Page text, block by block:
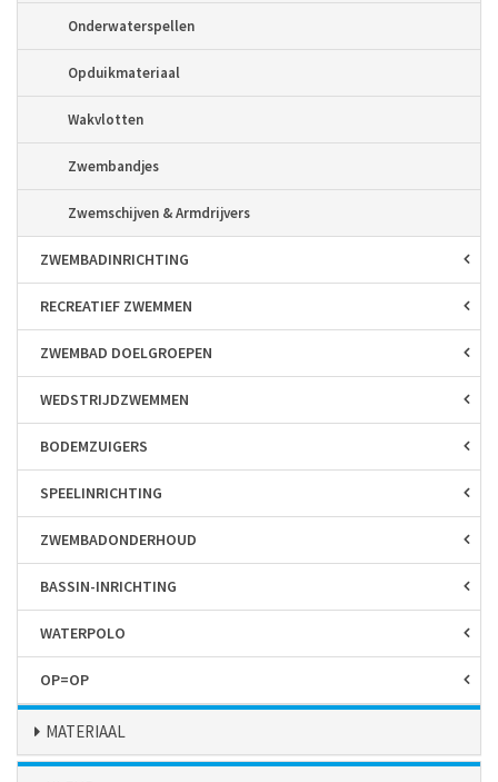
Onderwaterspellen
Opduikmateriaal
Wakvlotten
Zwembandjes
Zwemschijven & Armdrijvers
ZWEMBAD­INRICHTING
RECREATIEF ZWEMMEN
ZWEMBAD DOELGROEPEN
WEDSTRIJD­ZWEMMEN
BODEM­ZUIGERS
SPEEL­INRICHTING
ZWEMBAD­ONDERHOUD
BASSIN-INRICHTING
WATERPOLO
OP=OP
MATERIAAL